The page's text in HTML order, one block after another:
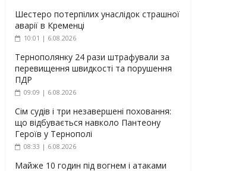
Шестеро потерпілих унаслідок страшної
аварії в Кременці
10:01 | 6.08.2026
Тернополянку 24 рази штрафували за
перевищення швидкості та порушення
ПДР
09:09 | 6.08.2026
Сім судів і три незавершені поховання:
що відбувається навколо Пантеону
Героїв у Тернополі
08:33 | 6.08.2026
Майже 10 годин під вогнем і атаками